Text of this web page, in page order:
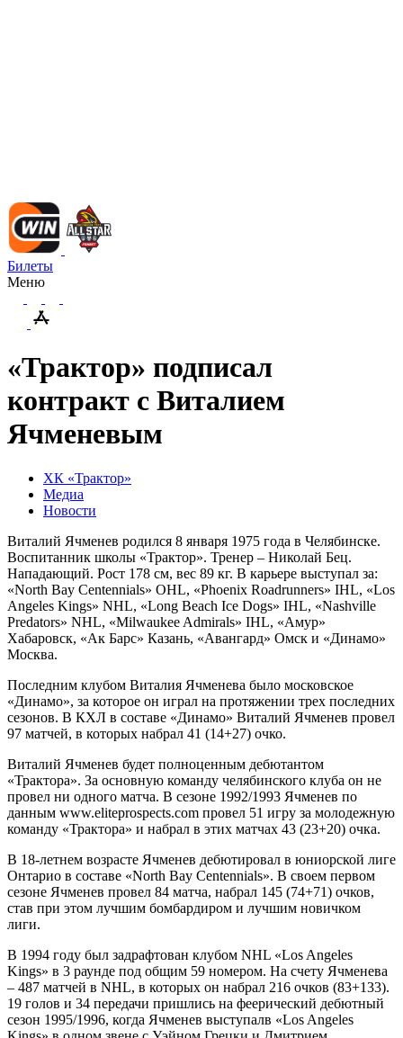
Билеты
Меню
«Трактор» подписал
контракт с Виталием
Ячменевым
ХК «Трактор»
Медиа
Новости
Виталий Ячменев родился 8 января 1975 года в Челябинске.
Воспитанник школы «Трактор». Тренер – Николай Бец.
Нападающий. Рост 178 см, вес 89 кг. В карьере выступал за:
«North Bay Centennials» OHL, «Phoenix Roadrunners» IHL, «Los
Angeles Kings» NHL, «Long Beach Ice Dogs» IHL, «Nashville
Predators» NHL, «Milwaukee Admirals» IHL, «Амур»
Хабаровск, «Ак Барс» Казань, «Авангард» Омск и «Динамо»
Москва.
Последним клубом Виталия Ячменева было московское
«Динамо», за которое он играл на протяжении трех последних
сезонов. В КХЛ в составе «Динамо» Виталий Ячменев провел
97 матчей, в которых набрал 41 (14+27) очко.
Виталий Ячменев будет полноценным дебютантом
«Трактора». За основную команду челябинского клуба он не
провел ни одного матча. В сезоне 1992/1993 Ячменев по
данным www.eliteprospects.com провел 51 игру за молодежную
команду «Трактора» и набрал в этих матчах 43 (23+20) очка.
В 18-летнем возрасте Ячменев дебютировал в юниорской лиге
Онтарио в составе «North Bay Centennials». В своем первом
сезоне Ячменев провел 84 матча, набрал 145 (74+71) очков,
став при этом лучшим бомбардиром и лучшим новичком
лиги.
В 1994 году был задрафтован клубом NHL «Los Angeles
Kings» в 3 раунде под общим 59 номером. На счету Ячменева
– 487 матчей в NHL, в которых он набрал 216 очков (83+133).
19 голов и 34 передачи пришлись на феерический дебютный
сезон 1995/1996, когда Ячменев выступалв «Los Angeles